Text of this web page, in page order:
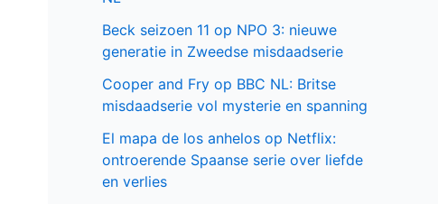
Beck seizoen 11 op NPO 3: nieuwe
generatie in Zweedse misdaadserie
Cooper and Fry op BBC NL: Britse
misdaadserie vol mysterie en spanning
El mapa de los anhelos op Netflix:
ontroerende Spaanse serie over liefde
en verlies